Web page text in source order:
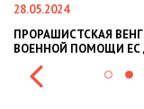
28.05.2024
ПРОРАШИСТСКАЯ
ВОЕННОЙ ПОМОЩИ ЕС